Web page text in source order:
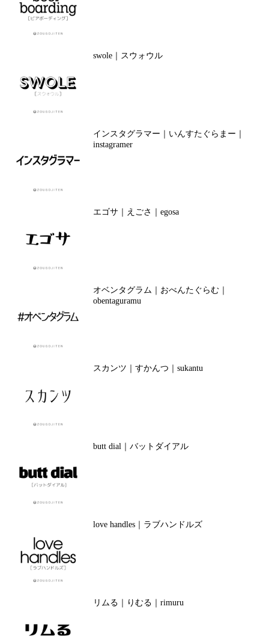
swole｜スウォウル
インスタグラマー｜いんすたぐらまー｜
instagramer
エゴサ｜えごさ｜egosa
オベンタグラム｜おべんたぐらむ｜
obentaguramu
スカンツ｜すかんつ｜sukantu
butt dial｜バットダイアル
love handles｜ラブハンドルズ
リムる｜りむる｜rimuru